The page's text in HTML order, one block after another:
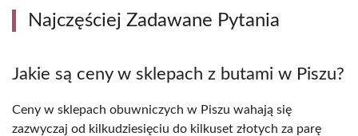
Najczęściej Zadawane Pytania
Jakie są ceny w sklepach z butami w Piszu?
Ceny w sklepach obuwniczych w Piszu wahają się
zazwyczaj od kilkudziesięciu do kilkuset złotych za parę